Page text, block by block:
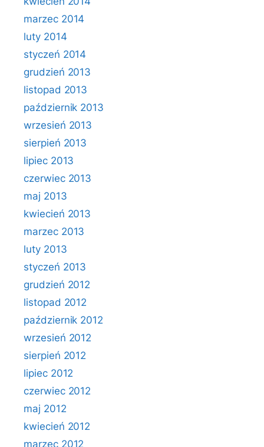
marzec 2014
luty 2014
styczeń 2014
grudzień 2013
listopad 2013
październik 2013
wrzesień 2013
sierpień 2013
lipiec 2013
czerwiec 2013
maj 2013
kwiecień 2013
marzec 2013
luty 2013
styczeń 2013
grudzień 2012
listopad 2012
październik 2012
wrzesień 2012
sierpień 2012
lipiec 2012
czerwiec 2012
maj 2012
kwiecień 2012
marzec 2012